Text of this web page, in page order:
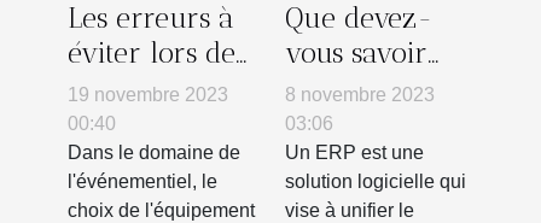
Les erreurs à
éviter lors de
l'achat d'une
tente gonflable
pour votre
entreprise
19 novembre 2023
00:40
Dans le domaine de
l'événementiel, le
choix de l'équipement
Que devez-
vous savoir
sur l’ERP ?
8 novembre 2023
03:06
Un ERP est une
solution logicielle qui
vise à unifier le